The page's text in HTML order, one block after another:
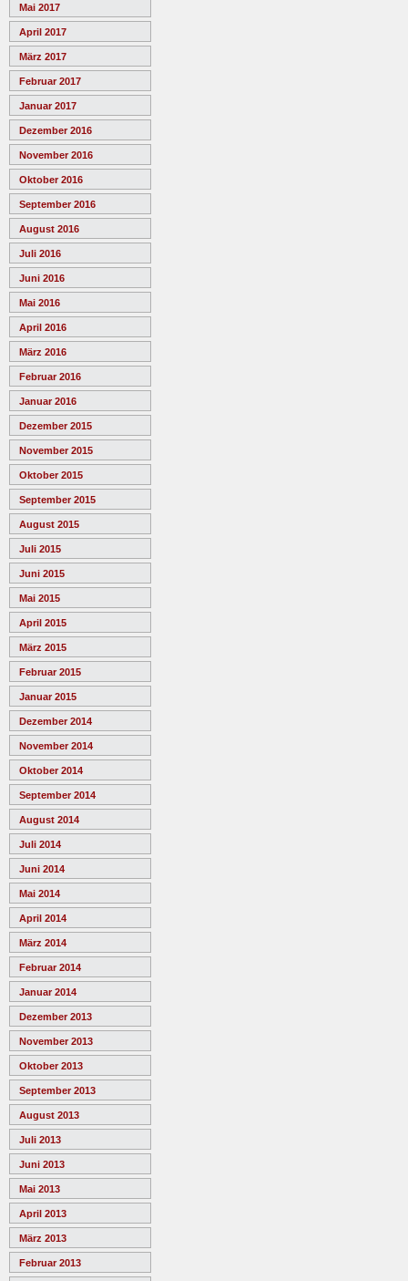
Mai 2017
April 2017
März 2017
Februar 2017
Januar 2017
Dezember 2016
November 2016
Oktober 2016
September 2016
August 2016
Juli 2016
Juni 2016
Mai 2016
April 2016
März 2016
Februar 2016
Januar 2016
Dezember 2015
November 2015
Oktober 2015
September 2015
August 2015
Juli 2015
Juni 2015
Mai 2015
April 2015
März 2015
Februar 2015
Januar 2015
Dezember 2014
November 2014
Oktober 2014
September 2014
August 2014
Juli 2014
Juni 2014
Mai 2014
April 2014
März 2014
Februar 2014
Januar 2014
Dezember 2013
November 2013
Oktober 2013
September 2013
August 2013
Juli 2013
Juni 2013
Mai 2013
April 2013
März 2013
Februar 2013